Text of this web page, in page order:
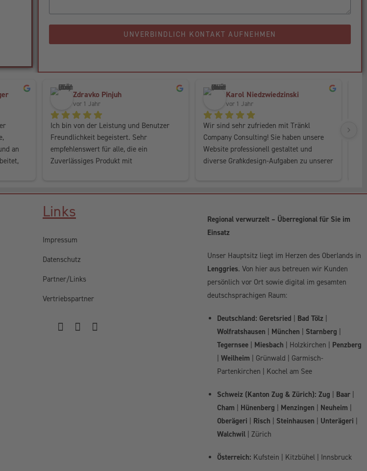
UNVERBINDLICH KONTAKT AUFNEHMEN
an
Zdravko Pinjuh
vor 1 Jahr
Ich bin von der Leistung und Benutzer
Freundlichkeit begeistert. Sehr
empfehlenswert für alle, die ein
Zuverlässiges Produkt mit
Karol Niedzwiedzinski
vor 1 Jahr
Wir sind sehr zufrieden mit Tränkl
Company Consulting! Sie haben unsere
Website professionell gestaltet und
diverse Grafikdesign-Aufgaben zu unserer
Links
Impressum
Datenschutz
Partner/Links
Vertriebspartner
Regional verwurzelt – Überregional für Sie im
Einsatz
Unser Hauptsitz liegt im Herzen des Oberlands in
Lenggries. Von hier aus betreuen wir Kunden
persönlich vor Ort sowie digital im gesamten
deutschsprachigen Raum:
Deutschland: Geretsried Bad Tölz
Wolfratshausen
München Starnberg
Tegernsee
Miesbach | Holzkirchen | Penzberg
Weilheim | Grünwald | Garmisch-
Partenkirchen | Kochel am See
Schweiz (Kanton Zug & Zürich): Zug Baar
Cham
Hünenberg Menzingen Neuheim
Oberägeri
Risch Steinhausen Unterägeri
Walchwil | Zürich
Österreich: Kufstein | Kitzbühel | Innsbruck